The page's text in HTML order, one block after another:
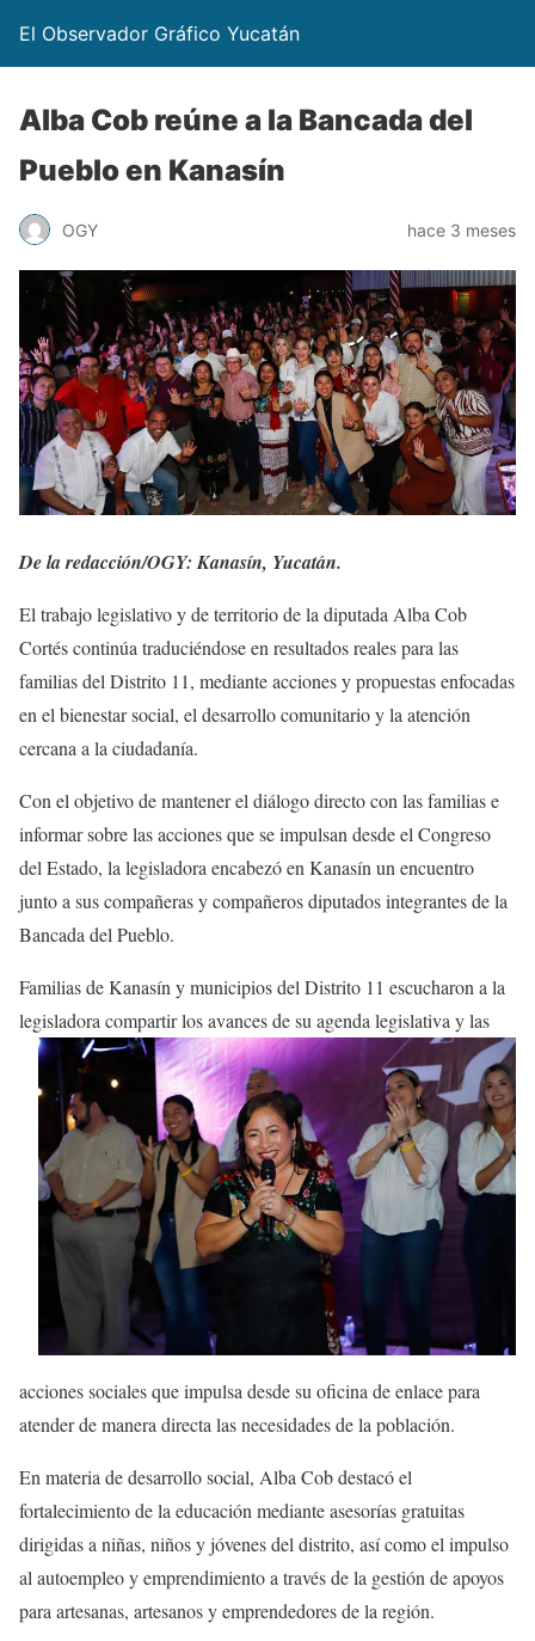
El Observador Gráfico Yucatán
Alba Cob reúne a la Bancada del
Pueblo en Kanasín
OGY hace 3 meses
De la redacción/OGY: Kanasín, Yucatán.
El trabajo legislativo y de territorio de la diputada Alba Cob
Cortés continúa traduciéndose en resultados reales para las
familias del Distrito 11, mediante acciones y propuestas enfocadas
en el bienestar social, el desarrollo comunitario y la atención
cercana a la ciudadanía.
Con el objetivo de mantener el diálogo directo con las familias e
informar sobre las acciones que se impulsan desde el Congreso
del Estado, la legisladora encabezó en Kanasín un encuentro
junto a sus compañeras y compañeros diputados integrantes de la
Bancada del Pueblo.
Familias de Kanasín y municipios del Distrito 11 escucharon a la
legisladora compartir los avances de su agenda legislativa y las
acciones sociales que impulsa desde su oficina de enlace para
atender de manera directa las necesidades de la población.
En materia de desarrollo social, Alba Cob destacó el
fortalecimiento de la educación mediante asesorías gratuitas
dirigidas a niñas, niños y jóvenes del distrito, así como el impulso
al autoempleo y emprendimiento a través de la gestión de apoyos
para artesanas, artesanos y emprendedores de la región.